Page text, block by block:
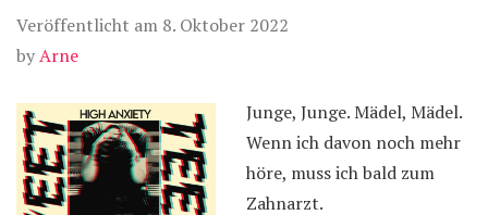
Veröffentlicht am 8. Oktober 2022
byArne
Junge, Junge. Mädel, Mädel.
Wenn ich davon noch mehr
höre, muss ich bald zum
Zahnarzt.